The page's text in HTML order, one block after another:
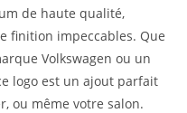
de haute qualité,
finition impeccables. Que
Volkswagen ou un
logo est un ajout parfait
ou même votre salon.